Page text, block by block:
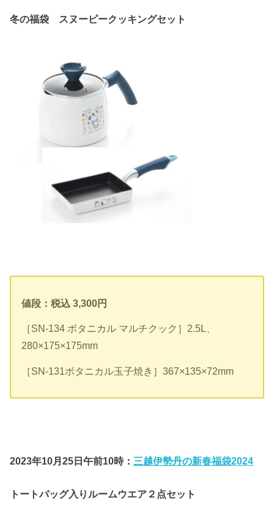
冬の福袋 スヌーピークッキングセット
値段：税込 3,300円
［SN-134 ボタニカル マルチクック］2.5L、
280×175×175mm
［SN-131ボタニカル玉子焼き］367×135×72mm
2023年10月25日午前10時： 三越伊勢丹の新春福袋2024
トートバッグ入りルームウエア２点セット